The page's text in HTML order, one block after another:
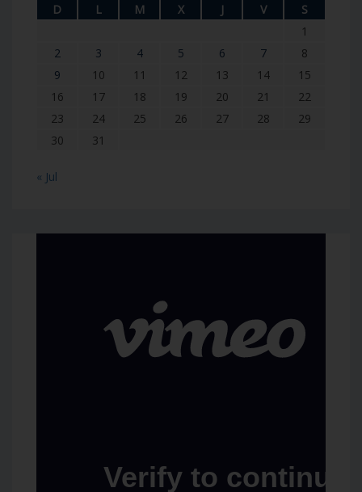
D L M X J V
S
1
2
3 4 5 6 7
8
9
10 11 12 13 14
15
16
17 18 19 20 21
22
23
24 25 26 27 28
29
30
31
« Jul